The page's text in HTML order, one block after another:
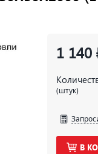
1 140
(штук)
В